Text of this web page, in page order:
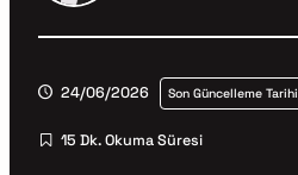
24/06/2026 Son Güncelleme Tarihi
15 Dk. Okuma Süresi